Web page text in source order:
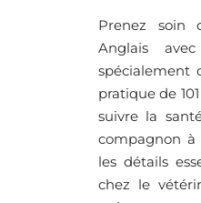
Prenez soin
Anglais
spécialement
pratique de
suivre la
compagnon à
les détails
chez le